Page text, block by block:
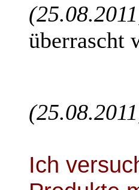
überrascht
Ich